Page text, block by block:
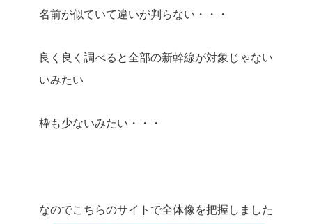
名前が似ていて違いが判らない・・・
良く良く調べると全部の新幹線が対象じゃない
いみたい
枠も少ないみたい・・・
なのでこちらのサイトで全体像を把握しました